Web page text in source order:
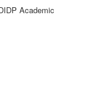
Academic